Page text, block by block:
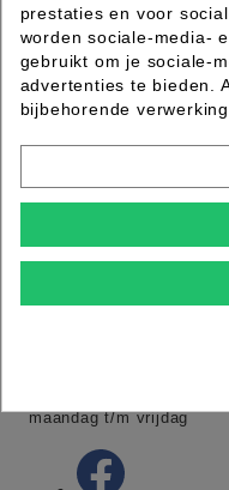
MAZ Beautyland
Ambacht 6
Adres:Ambacht 6
Openingstijden winkel:
maandag t/m vrijdag
prestaties en voor
worden sociale-media-
gebruikt om je sociale-
advertenties te bieden.
bijbehorende